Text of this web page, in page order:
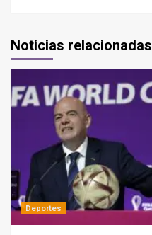
Noticias relacionadas
Deportes